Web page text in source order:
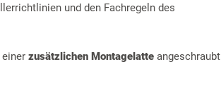
und den Fachregeln des
zusätzlichen Montagelatte angeschraubt